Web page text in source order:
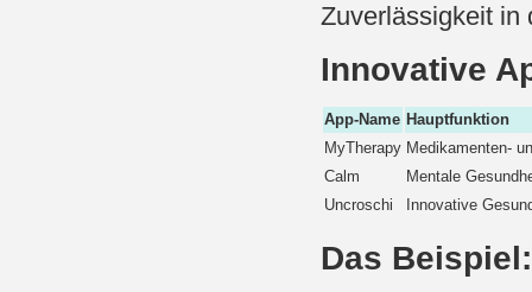
Zuverlässigkeit in
Innovative
App-Name Hauptfunktion
MyTherapy Medikamenten-
Calm
Mentale
Uncroschi
Innovative
Das